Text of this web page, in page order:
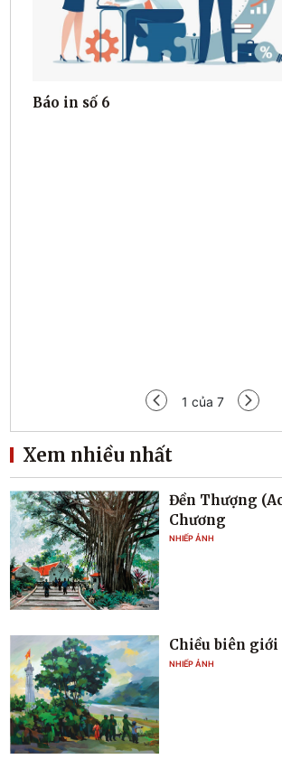
Báo in số 6
1 của 7
Xem nhiều nhất
Đền Thượng
Chương
NHIẾP ẢNH
Chiều biên giới
NHIẾP ẢNH